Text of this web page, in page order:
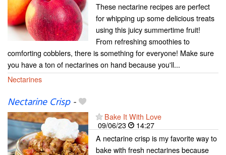
These nectarine recipes are perfect
for whipping up some delicious treats
using this juicy summertime fruit!
From refreshing smoothies to
comforting cobblers, there is something for everyone! Make sure
you have a ton of nectarines on hand because you'll...
Nectarines
Nectarine Crisp-
Bake It With Love
09/06/23
14:27
A nectarine crisp is my favorite way to
bake with fresh nectarines because